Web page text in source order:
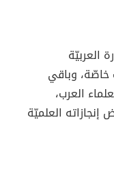
العربيّة
خاصّة، وباقي
العرب،
العلميّة